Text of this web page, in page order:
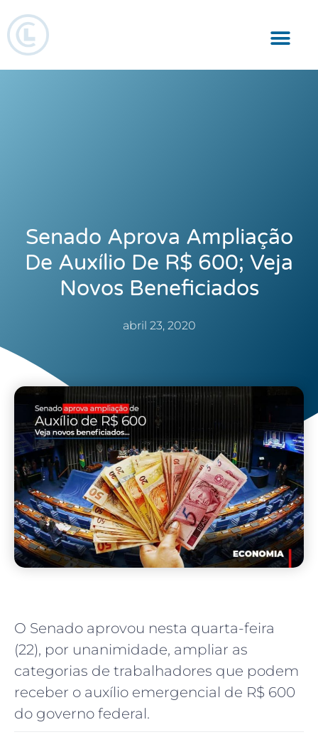
Senado Aprova Ampliação
De Auxílio De R$ 600; Veja
Novos Beneficiados
abril 23, 2020
O Senado aprovou nesta quarta-feira
(22), por unanimidade, ampliar as
categorias de trabalhadores que podem
receber o auxílio emergencial de R$ 600
do governo federal.